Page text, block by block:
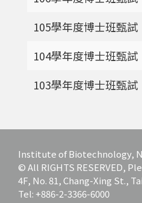
105學年度博士班甄試
104學年度博士班甄試
103學年度博士班甄試
Institute of Biotechnology,
© All RIGHTS RESERVED,
4F, No. 81, Chang-Xing St.,
Tel: +886-2-3366-6000